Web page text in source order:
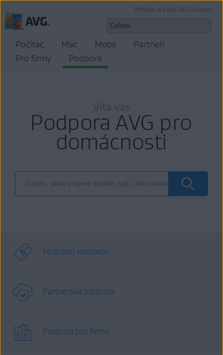
Přihlásit se k účtu AVG Account
Počítač Mac Mobil
Partneři
Pro firmy
Podpora
Vítá vás
Podpora AVG pro
domácnosti
Možnosti kontaktu
Partnerská podpora
Podpora pro firmy